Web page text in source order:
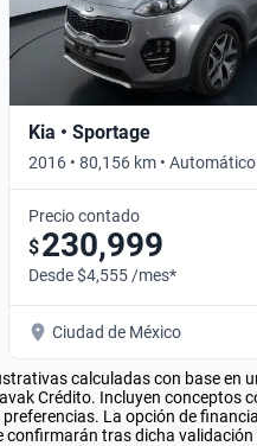
Kia • Sportage
2016 • 80,156 km • Automático
Precio contado
$230,999
Desde $4,555 /mes*
Ciudad de México
calculadas con base en
Crédito. Incluyen conceptos
La opción de
confirmarán tras dicha